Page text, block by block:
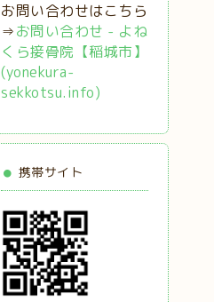
お問い合わせはこちら
⇒お問い合わせ - よね
くら接骨院【稲城市】
(yonekura-
sekkotsu.info)
携帯サイト